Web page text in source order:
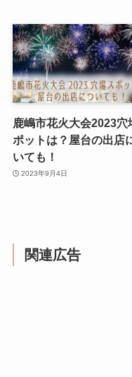
鹿嶋市花火大会2023穴
ポットは？屋台の出店
いても！
2023年9月4日
関連広告